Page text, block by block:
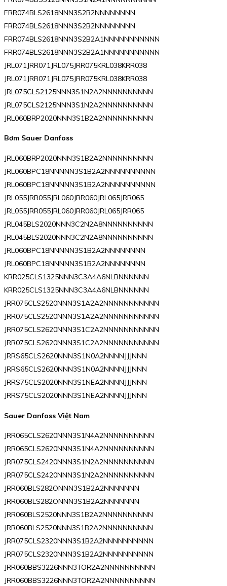
FRR074BLS2618NNN3S2B2NNNNNNNN
FRR074BLS2618NNN3S2B2NNNNNNNN
FRR074BLS2618NNN3S2B2A1NNNNNNNNNNN
FRR074BLS2618NNN3S2B2A1NNNNNNNNNNN
JRL071JRR071JRL075JRR075KRL038KRR038
JRL071JRR071JRL075JRR075KRL038KRR038
JRL075CLS2125NNN3S1N2A2NNNNNNNNNN
JRL075CLS2125NNN3S1N2A2NNNNNNNNNN
JRL060BRP2020NNN3S1B2A2NNNNNNNNNN
Bơm Sauer Danfoss
JRL060BRP2020NNN3S1B2A2NNNNNNNNNN
JRL060BPC18NNNNN3S1B2A2NNNNNNNNNN
JRL060BPC18NNNNN3S1B2A2NNNNNNNNNN
JRL055JRR055JRL060JRR060JRL065JRR065
JRL055JRR055JRL060JRR060JRL065JRR065
JRL045BLS2020NNN3C2N2A8NNNNNNNNNN
JRL045BLS2020NNN3C2N2A8NNNNNNNNNN
JRL060BPC18NNNNN3S1B2A2NNNNNNNN
JRL060BPC18NNNNN3S1B2A2NNNNNNNN
KRR025CLS1325NNN3C3A4A6NLBNNNNNN
KRR025CLS1325NNN3C3A4A6NLBNNNNNN
JRR075CLS2520NNN3S1A2A2NNNNNNNNNNN
JRR075CLS2520NNN3S1A2A2NNNNNNNNNNN
JRR075CLS2620NNN3S1C2A2NNNNNNNNNNN
JRR075CLS2620NNN3S1C2A2NNNNNNNNNNN
JRRS65CLS2620NNN3S1N0A2NNNNJJJNNN
JRRS65CLS2620NNN3S1N0A2NNNNJJJNNN
JRRS75CLS2020NNN3S1NEA2NNNNJJJNNN
JRRS75CLS2020NNN3S1NEA2NNNNJJJNNN
Sauer Danfoss Việt Nam
JRR065CLS2620NNN3S1N4A2NNNNNNNNNN
JRR065CLS2620NNN3S1N4A2NNNNNNNNNN
JRR075CLS2420NNN3S1N2A2NNNNNNNNNN
JRR075CLS2420NNN3S1N2A2NNNNNNNNNN
JRR060BLS282ONNN3S1B2A2NNNNNNN
JRR060BLS282ONNN3S1B2A2NNNNNNN
JRR060BLS2520NNN3S1B2A2NNNNNNNNNN
JRR060BLS2520NNN3S1B2A2NNNNNNNNNN
JRR075CLS2320NNN3S1B2A2NNNNNNNNNN
JRR075CLS2320NNN3S1B2A2NNNNNNNNNN
JRR060BBS3226NNN3TOR2A2NNNNNNNNNN
JRR060BBS3226NNN3TOR2A2NNNNNNNNNN